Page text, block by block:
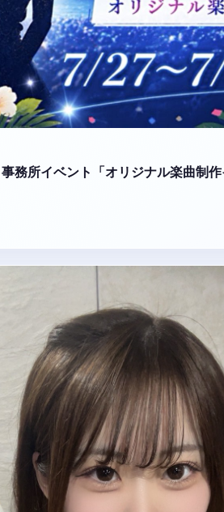
務所イベント「オリジナル楽曲制